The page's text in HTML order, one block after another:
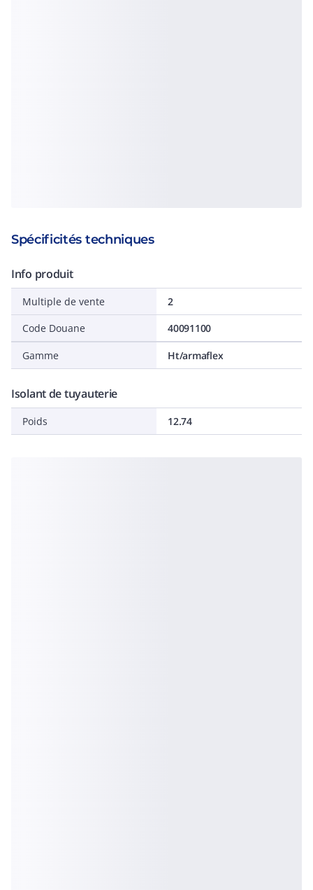
Spécificités techniques
Info produit
Multiple de vente
2
Code Douane
40091100
Gamme Ht/armaflex
Isolant de tuyauterie
Poids 12.74